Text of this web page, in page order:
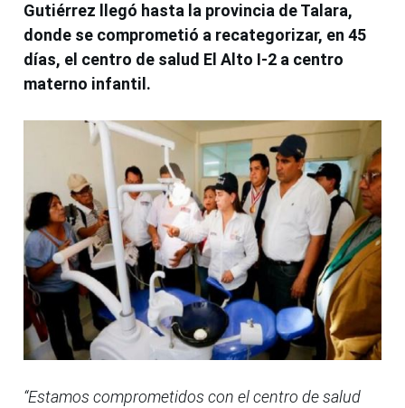
Gutiérrez llegó hasta la provincia de Talara,
donde se comprometió a recategorizar, en 45
días, el centro de salud El Alto I-2 a centro
materno infantil.
“Estamos comprometidos con el centro de salud